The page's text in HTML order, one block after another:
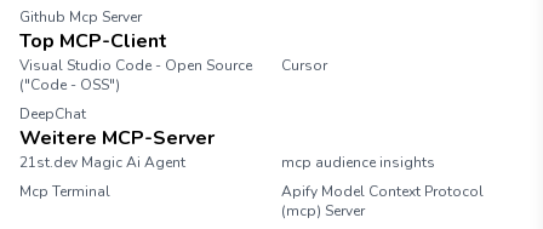
Github Mcp Server
Top MCP-Client
Visual Studio Code - Open Source
("Code - OSS")
Cursor
DeepChat
Weitere MCP-Server
21st.dev Magic Ai Agent
mcp audience insights
Mcp Terminal
Apify Model Context Protocol
(mcp) Server